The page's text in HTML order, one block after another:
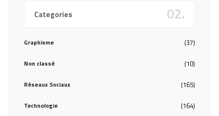
Categories 02.
Graphisme (37)
Non classé (10)
Réseaux Sociaux (165)
Technologie (164)